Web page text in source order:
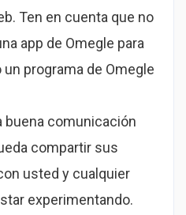
Ten en cuenta que no
app de Omegle para
programa de Omegle
buena comunicación
compartir sus
usted y cualquier
experimentando.